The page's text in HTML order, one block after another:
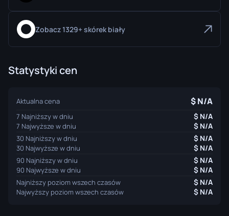
Zobacz 1329+ skórek biały
Statystyki cen
Aktualna cena N/A
7 Najniższy w dniu N/A
7 Najwyższe w dniu N/A
30 Najniższy w dniu N/A
30 Najwyższe w dniu N/A
90 Najniższy w dniu N/A
90 Najwyższe w dniu N/A
Najniższy poziom wszech czasów N/A
Najwyższy poziom wszech czasów N/A